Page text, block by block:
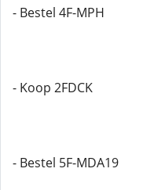
- Bestel 4F-MPH
- Koop 2FDCK
- Bestel 5F-MDA19